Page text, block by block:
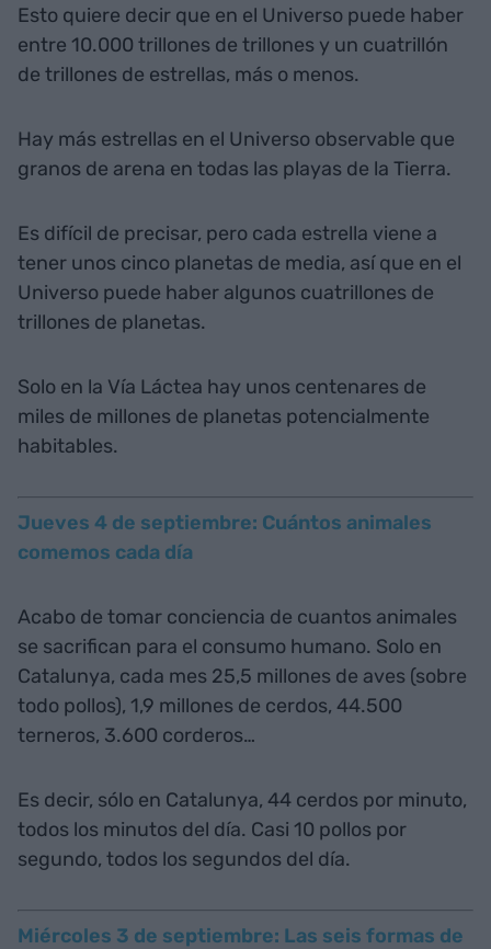
Esto quiere decir que en el Universo puede haber
entre 10.000 trillones de trillones y un cuatrillón
de trillones de estrellas, más o menos.
Hay más estrellas en el Universo observable que
granos de arena en todas las playas de la Tierra.
Es difícil de precisar, pero cada estrella viene a
tener unos cinco planetas de media, así que en el
Universo puede haber algunos cuatrillones de
trillones de planetas.
Solo en la Vía Láctea hay unos centenares de
miles de millones de planetas potencialmente
habitables.
Jueves 4 de septiembre: Cuántos animales
comemos cada día
Acabo de tomar conciencia de cuantos animales
se sacrifican para el consumo humano. Solo en
Catalunya, cada mes 25,5 millones de aves (sobre
todo pollos), 1,9 millones de cerdos, 44.500
terneros, 3.600 corderos…
Es decir, sólo en Catalunya, 44 cerdos por minuto,
todos los minutos del día. Casi 10 pollos por
segundo, todos los segundos del día.
Miércoles 3 de septiembre: Las seis formas de